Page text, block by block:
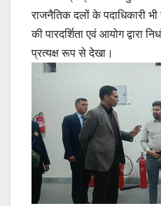
राजनैतिक दलों के पदाधिकारी
की पारदर्शिता एवं आयोग द्वारा
प्रत्यक्ष रूप से देखा।